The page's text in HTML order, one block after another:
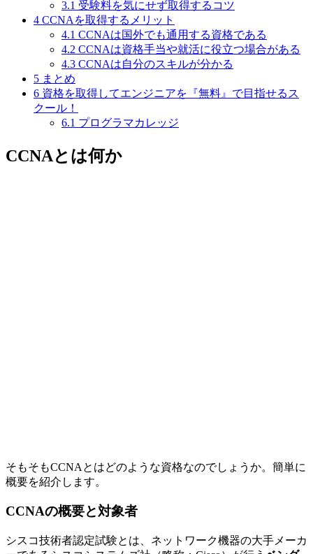
3.1 受験料を気にせず取得するコツ
4 CCNAを取得するメリット
4.1 CCNAは国外でも通用する資格である
4.2 CCNAは資格手当や就活に役立つ場合がある
4.3 CCNAは自分のスキルが分かる
5 まとめ
6 資格を取得してエンジニアを『無料』で目指せるス
クール！
6.1 プログラマカレッジ
CCNAとは何か
そもそもCCNAとはどのような資格なのでしょうか。簡単に
概要を紹介します。
CCNAの概要と対象者
シスコ技術者認定試験とは、ネットワーク機器の大手メーカ